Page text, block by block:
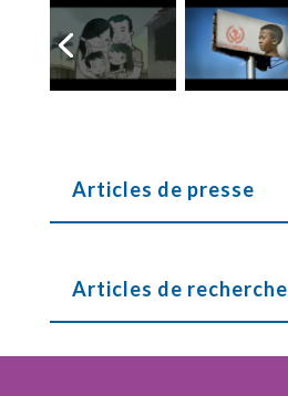
Articles de presse
Articles de recherche